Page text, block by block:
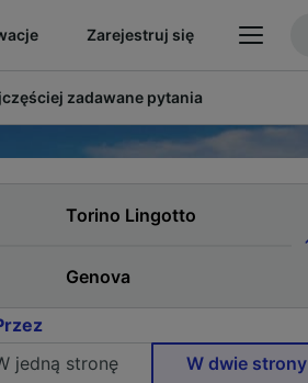
Zarejestruj się
zadawane pytania
jedną stronę
W dwie strony